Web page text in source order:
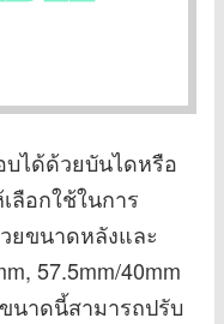
บได้ด้วยบันไดหรือ
ลือกใช้ในการ
ยขนาดหลังและ
57.5mm/40mm
นาดนี้สามารถปรับ